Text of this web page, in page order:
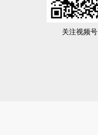
关注视频号